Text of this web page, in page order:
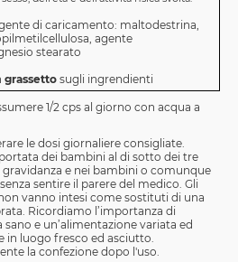
di caricamento: maltodestrina,
agente
stearato
grassettosugli ingrendienti
1/2 cps al giorno con acqua a
le dosi giornaliere consigliate.
dei bambini al di sotto dei tre
e nei bambini o comunque
sentire il parere del medico. Gli
vanno intesi come sostituti di una
Ricordiamo l’importanza di
e un’alimentazione variata ed
in luogo fresco ed asciutto.
la confezione dopo l'uso.